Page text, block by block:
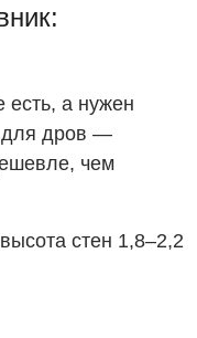
а нужен
для дров —
чем
стен 1,8–2,2